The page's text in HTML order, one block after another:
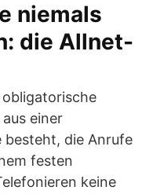
niemals
die Allnet-
einer
die Anrufe
festen
keine